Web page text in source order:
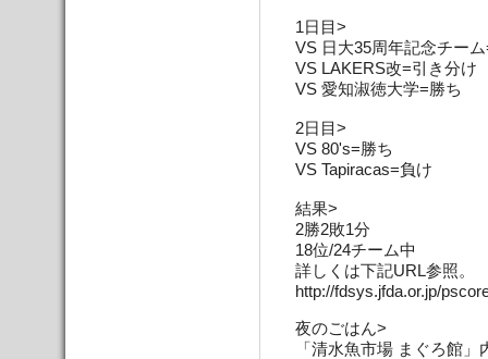
1日目>
VS 日大35周年記念チー
VS LAKERS改=引き分け
VS 愛知淑徳大学=勝ち
2日目>
VS 80's=勝ち
VS Tapiracas=負け
結果>
2勝2敗1分
18位/24チーム中
詳しくは下記URL参照。
http://fdsys.jfda.or.jp/
夜のごはん>
「清水魚市場 まぐろ館